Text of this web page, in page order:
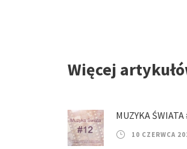
Więcej
MUZYKA
10 CZERWCA